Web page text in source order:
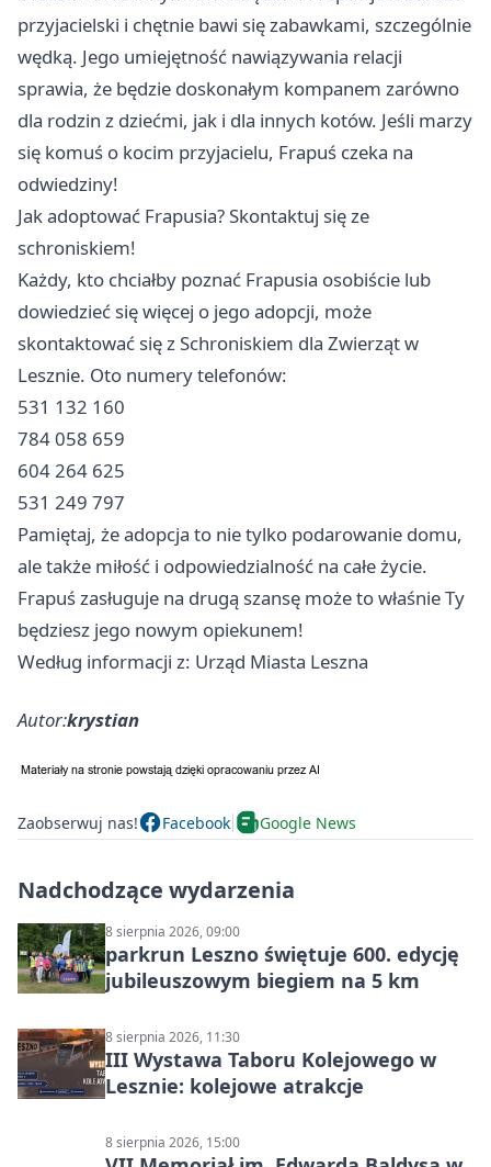
przyjacielski i chętnie bawi się zabawkami, szczególnie
wędką. Jego umiejętność nawiązywania relacji
sprawia, że będzie doskonałym kompanem zarówno
dla rodzin z dziećmi, jak i dla innych kotów. Jeśli marzy
się komuś o kocim przyjacielu, Frapuś czeka na
odwiedziny!
Jak adoptować Frapusia? Skontaktuj się ze
schroniskiem!
Każdy, kto chciałby poznać Frapusia osobiście lub
dowiedzieć się więcej o jego adopcji, może
skontaktować się z Schroniskiem dla Zwierząt w
Lesznie. Oto numery telefonów:
531 132 160
784 058 659
604 264 625
531 249 797
Pamiętaj, że adopcja to nie tylko podarowanie domu,
ale także miłość i odpowiedzialność na całe życie.
Frapuś zasługuje na drugą szansę może to właśnie Ty
będziesz jego nowym opiekunem!
Według informacji z: Urząd Miasta Leszna
Autor:krystian
Zaobserwuj nas! Facebook Google News
Nadchodzące wydarzenia
8 sierpnia 2026, 09:00
parkrun Leszno świętuje 600. edycję
jubileuszowym biegiem na 5 km
8 sierpnia 2026, 11:30
III Wystawa Taboru Kolejowego w
Lesznie: kolejowe atrakcje
8 sierpnia 2026, 15:00